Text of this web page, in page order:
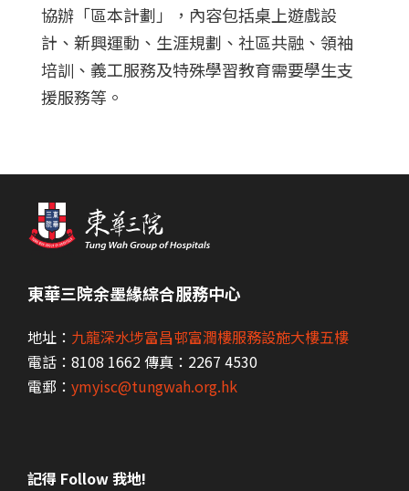
協辦「區本計劃」，內容包括桌上遊戲設
計、新興運動、生涯規劃 、社區共融、領袖
培訓、義工服務及特殊學習教育需要學生支
援服務等。
東華三院余墨緣綜合服務中心
地址： 九龍深水埗富昌邨富潤樓服務設施大樓五樓
電話：8108 1662 傳真：2267 4530
電郵： ymyisc@tungwah.org.hk
記得 Follow 我地!